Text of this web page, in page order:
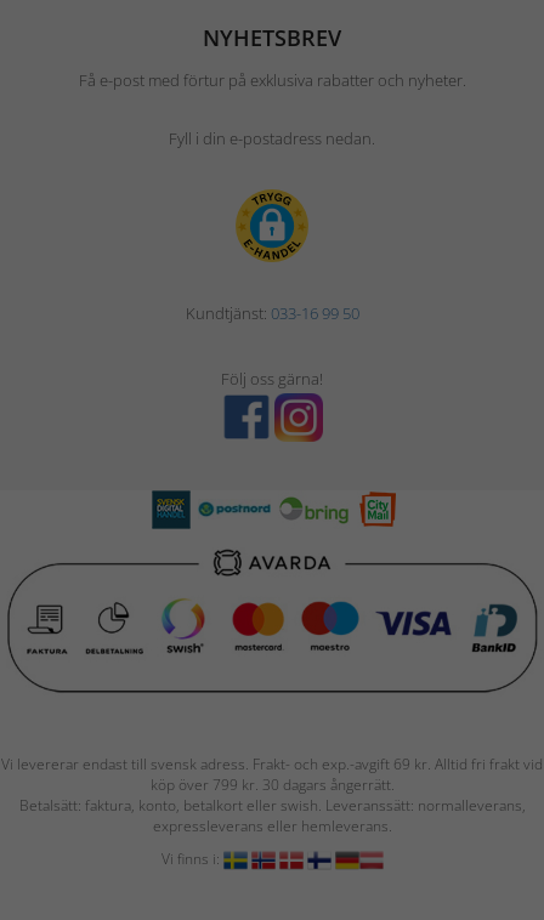
NYHETSBREV
Få e-post med förtur på exklusiva rabatter och nyheter.
Fyll i din e-postadress nedan.
Kundtjänst: 033-16 99 50
Följ oss gärna!
Vi levererar endast till svensk adress. Frakt- och exp.-avgift 69 kr. Alltid fri frakt vid
köp över 799 kr. 30 dagars ångerrätt.
Betalsätt: faktura, konto, betalkort eller swish. Leveranssätt: normalleverans,
expressleverans eller hemleverans.
Vi finns i: